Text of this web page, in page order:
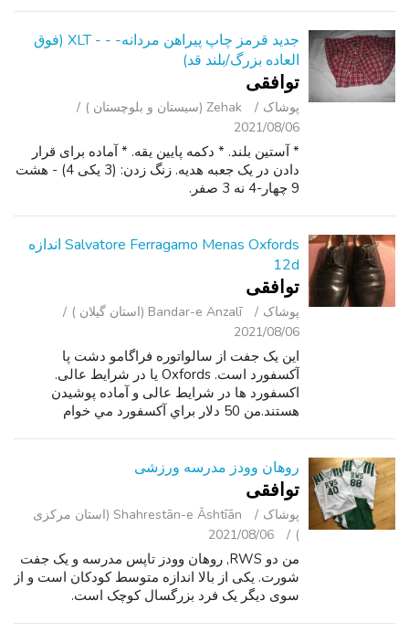
جدید قرمز چاپ پیراهن مردانه- - - XLT (فوق
العاده بزرگ/بلند قد)
توافقی
پوشاک
Zehak (سیستان و بلوچستان )
2021/08/06
* آستین بلند. * دکمه پایین یقه. * آماده برای قرار
دادن در یک جعبه هدیه. زنگ زدن: (3 یکی 4) - هشت
9 چهار-4 نه 3 صفر.
Salvatore Ferragamo Menas Oxfords اندازه
12d
توافقی
پوشاک
Bandar-e Anzalī (استان گیلان )
2021/08/06
این یک جفت از سالواتوره فراگامو دشت پا
آکسفورد است. Oxfords یا در شرایط عالی.
اکسفورد ها در شرایط عالی و آماده پوشیدن
هستند.من 50 دلار براي آکسفورد مي خوام
روهان وودز مدرسه ورزشی
توافقی
پوشاک
Shahrestān-e Āshtīān (استان مرکزی
)
2021/08/06
من دو RWS, روهان وودز تاپس مدرسه و یک جفت
شورت. یکی از بالا اندازه متوسط کودکان است و از
سوی دیگر یک فرد بزرگسال کوچک است.